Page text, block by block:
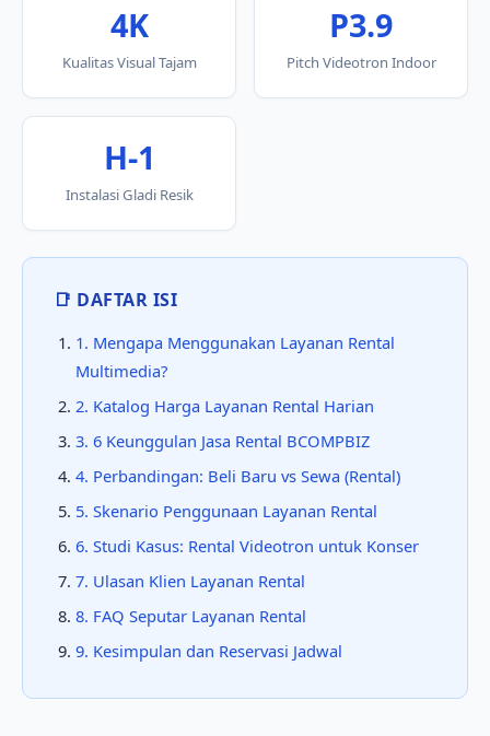
4K
Kualitas Visual Tajam
P3.9
Pitch Videotron Indoor
H-1
Instalasi Gladi Resik
📑 DAFTAR ISI
1. Mengapa Menggunakan Layanan Rental
Multimedia?
2. Katalog Harga Layanan Rental Harian
3. 6 Keunggulan Jasa Rental BCOMPBIZ
4. Perbandingan: Beli Baru vs Sewa (Rental)
5. Skenario Penggunaan Layanan Rental
6. Studi Kasus: Rental Videotron untuk Konser
7. Ulasan Klien Layanan Rental
8. FAQ Seputar Layanan Rental
9. Kesimpulan dan Reservasi Jadwal